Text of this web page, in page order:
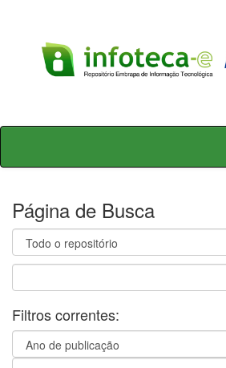
Skip
Página de Busca
Filtros correntes: